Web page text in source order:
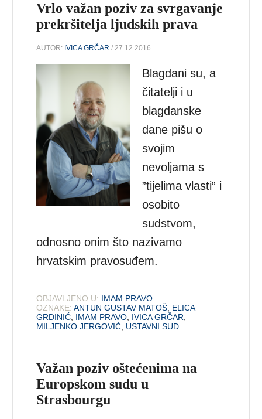
Vrlo važan poziv za svrgavanje
prekršitelja ljudskih prava
AUTOR: IVICA GRČAR / 27.12.2016.
Blagdani su, a
čitatelji i u
blagdanske
dane pišu o
svojim
nevoljama s
”tijelima vlasti” i
osobito
sudstvom,
odnosno onim što nazivamo
hrvatskim pravosuđem.
OBJAVLJENO U: IMAM PRAVO
OZNAKE: ANTUN GUSTAV MATOŠ, ELICA
GRDINIĆ, IMAM PRAVO, IVICA GRČAR,
MILJENKO JERGOVIĆ, USTAVNI SUD
Važan poziv oštećenima na
Europskom sudu u
Strasbourgu